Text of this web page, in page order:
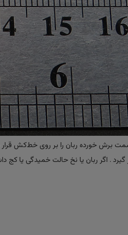
برش خورده ربان را بر روی خط‌کش
گیرد . اگر ربان یا نخ حالت خمیدگی